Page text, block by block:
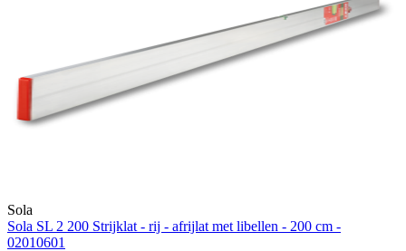
Sola
Sola SL 2 200 Strijklat - rij - afrijlat met libellen - 200 cm -
02010601